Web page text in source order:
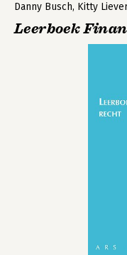
Danny Busch, Kitty
Leerboek